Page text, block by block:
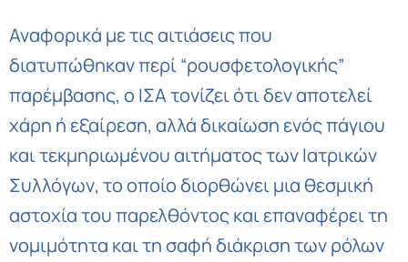
Αναφορικά με τις αιτιάσεις που
διατυπώθηκαν περί “ρουσφετολογικής”
παρέμβασης, ο ΙΣΑ τονίζει ότι δεν αποτελεί
χάρη ή εξαίρεση, αλλά δικαίωση ενός πάγιου
και τεκμηριωμένου αιτήματος των Ιατρικών
Συλλόγων, το οποίο διορθώνει μια θεσμική
αστοχία του παρελθόντος και επαναφέρει τη
νομιμότητα και τη σαφή διάκριση των ρόλων